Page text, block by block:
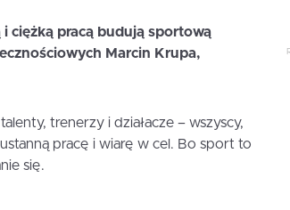
ciężką pracą budują sportową
Marcin Krupa,
trenerzy i działacze – wszyscy,
pracę i wiarę w cel. Bo sport to
się.